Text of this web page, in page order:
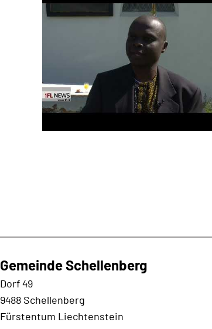
Gemeinde Schellenberg
Dorf 49
9488 Schellenberg
Fürstentum Liechtenstein